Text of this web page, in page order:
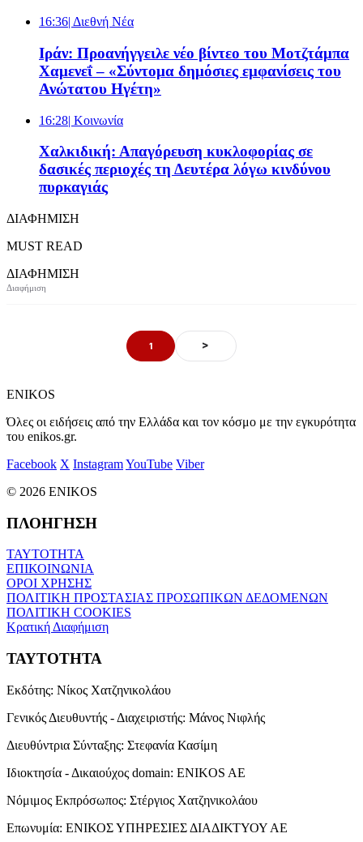
16:36| Διεθνή Νέα
Ιράν: Προανήγγειλε νέο βίντεο του Μοτζτάμπα
Χαμενεΐ – «Σύντομα δημόσιες εμφανίσεις του
Ανώτατου Ηγέτη»
16:28| Κοινωνία
Χαλκιδική: Απαγόρευση κυκλοφορίας σε
δασικές περιοχές τη Δευτέρα λόγω κινδύνου
πυρκαγιάς
ΔΙΑΦΗΜΙΣΗ
MUST READ
ΔΙΑΦΗΜΙΣΗ
1 >
ENIKOS
Όλες οι ειδήσεις από την Ελλάδα και τον κόσμο με την εγκυρότητα
του enikos.gr.
Facebook X InstagramYouTube Viber
© 2026 ENIKOS
ΠΛΟΗΓΗΣΗ
ΤΑΥΤΟΤΗΤΑ
ΕΠΙΚΟΙΝΩΝΙΑ
ΟΡΟΙ ΧΡΗΣΗΣ
ΠΟΛΙΤΙΚΗ ΠΡΟΣΤΑΣΙΑΣ ΠΡΟΣΩΠΙΚΩΝ ΔΕΔΟΜΕΝΩΝ
ΠΟΛΙΤΙΚΗ COOKIES
Κρατική Διαφήμιση
ΤΑΥΤΟΤΗΤΑ
Εκδότης: Νίκος Χατζηνικολάου
Γενικός Διευθυντής - Διαχειριστής: Μάνος Νιφλής
Διευθύντρια Σύνταξης: Στεφανία Κασίμη
Ιδιοκτησία - Δικαιούχος domain: ENIKOS AE
Νόμιμος Εκπρόσωπος: Στέργιος Χατζηνικολάου
Επωνυμία: ΕΝΙΚΟΣ ΥΠΗΡΕΣΙΕΣ ΔΙΑΔΙΚΤΥΟΥ ΑΕ